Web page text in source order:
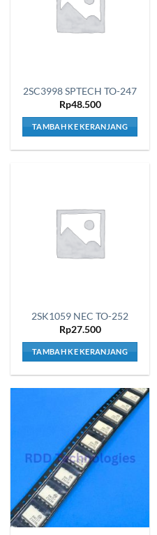
2SC3998 SPTECH TO-247
Rp48.500
TAMBAH KE KERANJANG
2SK1059 NEC TO-252
Rp27.500
TAMBAH KE KERANJANG